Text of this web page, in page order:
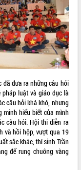
đã đưa ra những câu hỏi
luật và giáo dục là
câu hỏi khá khó, nhưng
minh hiểu biết của mình
câu hỏi. Hội thi diễn ra
và hồi hộp, vượt qua 19
sắc khác, thí sinh Trần
để rung chuông vàng